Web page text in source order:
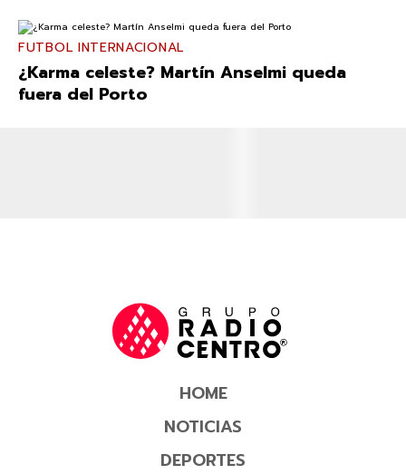
FUTBOL INTERNACIONAL
¿Karma celeste? Martín Anselmi queda
fuera del Porto
HOME
NOTICIAS
DEPORTES